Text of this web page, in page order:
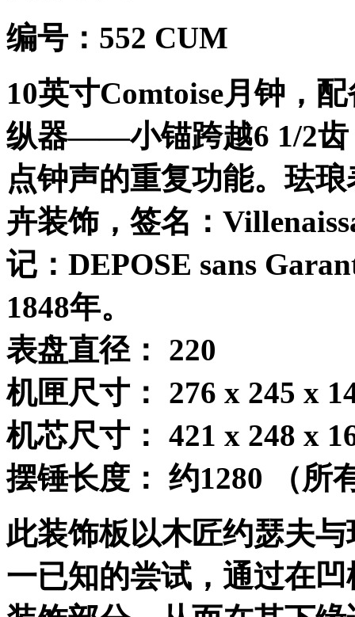
编号： 552 CUM
10英寸Comtoise月钟，
纵器——小锚跨越6 1/2
点钟声的重复功能。珐
卉装饰，签名：
记： DEPOSE sans
1848年。
表盘直径：
220
机匣尺寸：
276 x 245 x
机芯尺寸： 421 x 248 x
摆锤长度： 约1280
（所
此装饰板以木匠约瑟夫
一已知的尝试，通过在